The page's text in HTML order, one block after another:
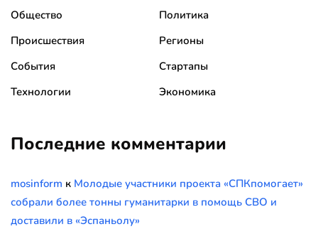
Общество
Политика
Происшествия
Регионы
События
Стартапы
Технологии
Экономика
Последние комментарии
mosinform к Молодые участники проекта «СПКпомогает»
собрали более тонны гуманитарки в помощь СВО и
доставили в «Эспаньолу»